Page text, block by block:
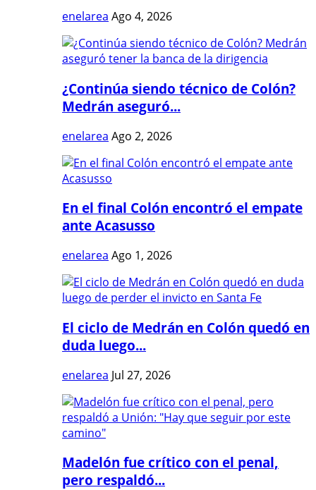
enelarea Ago 4, 2026
¿Continúa siendo técnico de Colón?
Medrán aseguró...
enelarea Ago 2, 2026
En el final Colón encontró el empate
ante Acasusso
enelarea Ago 1, 2026
El ciclo de Medrán en Colón quedó en
duda luego...
enelarea Jul 27, 2026
Madelón fue crítico con el penal,
pero respaldó...